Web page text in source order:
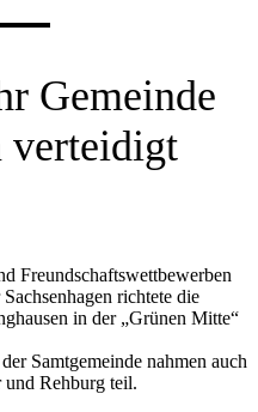
Gemeinde
verteidigt
Freundschaftswettbewerben
richtete die
in der „Grünen Mitte“
Samtgemeinde nahmen auch
und Rehburg teil.